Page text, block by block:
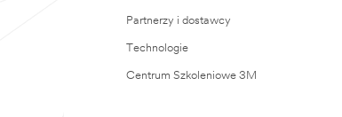
Partnerzy i dostawcy
Technologie
Centrum Szkoleniowe 3M